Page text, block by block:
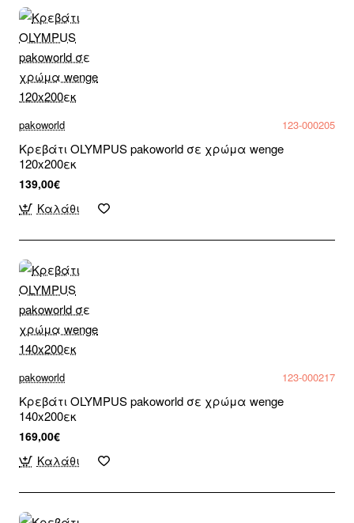
pakoworld 123-000205
Κρεβάτι OLYMPUS pakoworld σε χρώμα wenge
120x200εκ
139,00€
Καλάθι
pakoworld 123-000217
Κρεβάτι OLYMPUS pakoworld σε χρώμα wenge
140x200εκ
169,00€
Καλάθι